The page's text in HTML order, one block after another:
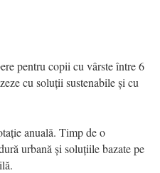
pentru copii cu vârste între 6
cu soluții sustenabile și cu
anuală. Timp de o
urbană și soluțiile bazate pe